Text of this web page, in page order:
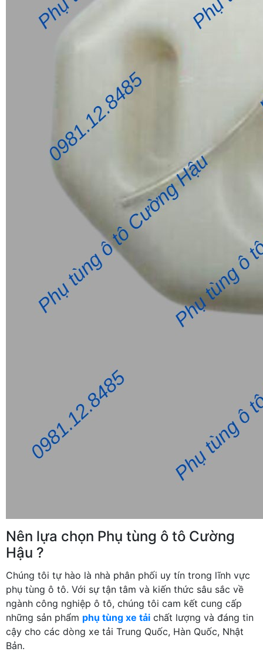
Nên lựa chọn Phụ tùng ô tô Cường
Hậu ?
Chúng tôi tự hào là nhà phân phối uy tín trong lĩnh vực
phụ tùng ô tô. Với sự tận tâm và kiến thức sâu sắc về
ngành công nghiệp ô tô, chúng tôi cam kết cung cấp
những sản phẩm phụ tùng xe tải chất lượng và đáng tin
cậy cho các dòng xe tải Trung Quốc, Hàn Quốc, Nhật
Bản.